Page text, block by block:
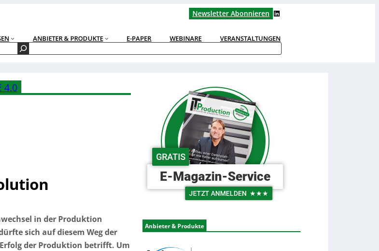
Newsletter Abonnieren LinkedIn
ANBIETER & PRODUKTE E-PAPER WEBINARE VERANSTALTUNGEN
4.0
in der Produktion
sich auf diesem Weg der
der Produktion betrifft. Um
GRATIS
E-Magazin-Service
JETZT ANMELDEN ★★★
Anbieter & Produkte